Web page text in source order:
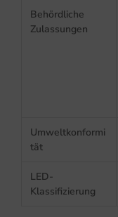
Behördliche
Zulassungen
Umweltkonformi
tät
LED-
Klassifizierung